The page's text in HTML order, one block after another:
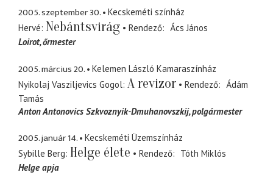
2005. szeptember 30.
Kecskeméti színház
Hervé Nebántsvirág Rendező
Ács János
Loirot őrmester
2005. március 20.
Kelemen László Kamaraszínház
Nyikolaj Vasziljevics Gogol A revizor Rendező
Ádám
Tamás
Anton Antonovics Szkvoznyik-Dmuhanovszkij polgármester
2005. január 14.
Kecskeméti Üzemszínház
Sybille Berg Helge élete Rendező
Tóth Miklós
Helge apja